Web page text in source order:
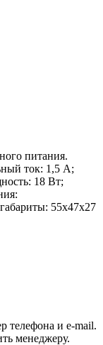
питания.
ток: 1,5 А;
18 Вт;
55x47x27
телефона и e-mail.
менеджеру.